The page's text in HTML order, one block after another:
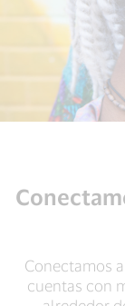
Conectamos
cuentas con